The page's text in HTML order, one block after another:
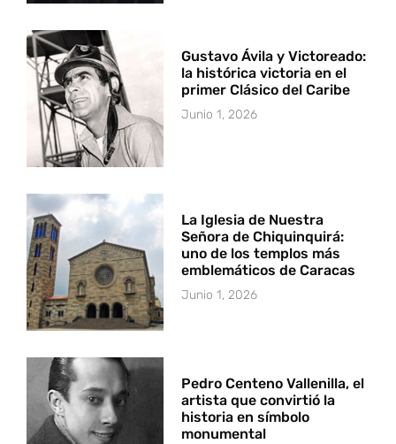
Gustavo Ávila y Victoreado:
la histórica victoria en el
primer Clásico del Caribe
Junio 1, 2026
La Iglesia de Nuestra
Señora de Chiquinquirá:
uno de los templos más
emblemáticos de Caracas
Junio 1, 2026
Pedro Centeno Vallenilla, el
artista que convirtió la
historia en símbolo
monumental